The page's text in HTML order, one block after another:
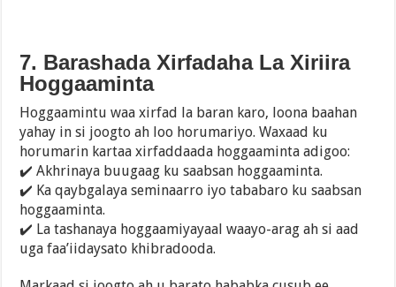
7. Barashada Xirfadaha La Xiriira
Hoggaaminta
Hoggaamintu waa xirfad la baran karo, loona baahan
yahay in si joogto ah loo horumariyo. Waxaad ku
horumarin kartaa xirfaddaada hoggaaminta adigoo:
✔️ Akhrinaya buugaag ku saabsan hoggaaminta.
✔️ Ka qaybgalaya seminaarro iyo tababaro ku saabsan
hoggaaminta.
✔️ La tashanaya hoggaamiyayaal waayo-arag ah si aad
uga faa’iidaysato khibradooda.